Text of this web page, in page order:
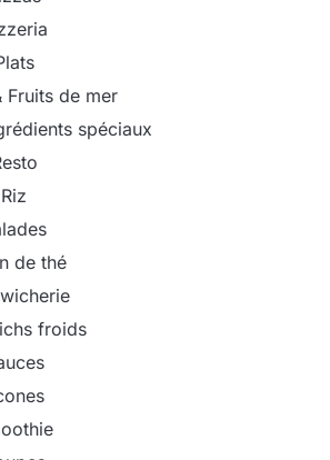
Fruits de mer
spéciaux
Riz
de thé
froids